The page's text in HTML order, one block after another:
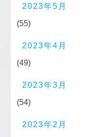
2023年5月
(55)
2023年4月
(49)
2023年3月
(54)
2023年2月